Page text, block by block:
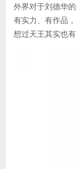
外界对于刘德华
有实力、有作品
想过天王其实也